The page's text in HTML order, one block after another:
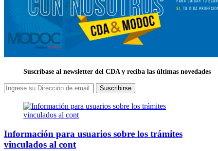
Suscríbase al newsletter del CDA y reciba las últimas novedades
Suscribirse
Información para usuarios sobre los trámites
vinculados al cont